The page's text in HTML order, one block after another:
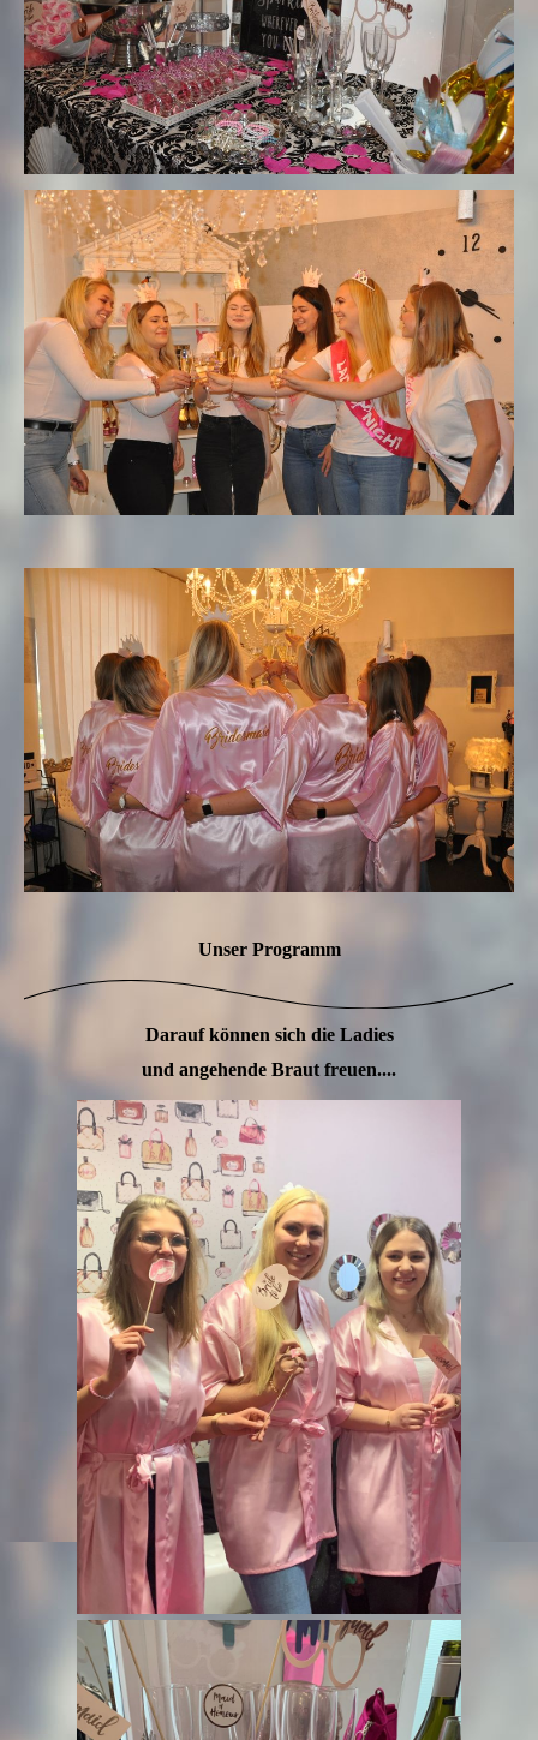
Unser Programm
Darauf können sich die Ladies
und angehende Braut freuen....